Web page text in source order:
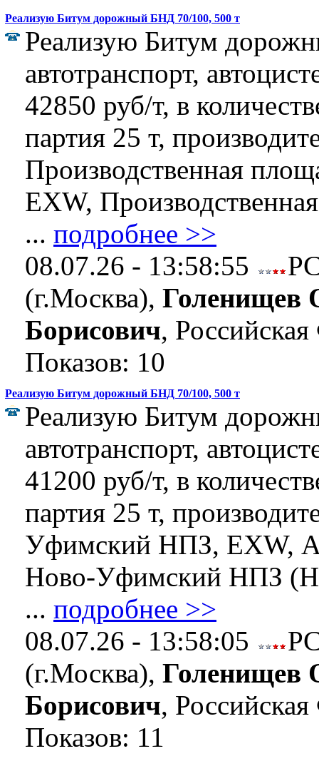
Реализую Битум дорожный БНД 70/100, 500 т
Реализую Битум
автотранспорт,
42850 руб/т, в
партия 25 т,
Производственная
EXW,
... подробнее >>
08.07.26 - 13:58:55
(г.Москва), Голенищев
Борисович,
Показов: 10
Реализую Битум дорожный БНД 70/100, 500 т
Реализую Битум
автотранспорт,
41200 руб/т, в
партия 25 т,
Уфимский НПЗ, EXW,
Ново-Уфимский НПЗ
... подробнее >>
08.07.26 - 13:58:05
(г.Москва), Голенищев
Борисович,
Показов: 11